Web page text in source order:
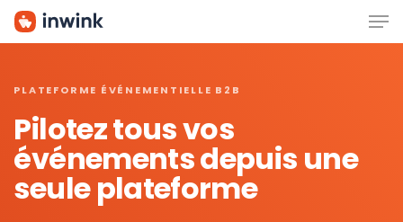
Skip
PLATEFORME ÉVÉNEMENTIELLE B2B
Pilotez tous vos
événements depuis une
seule plateforme